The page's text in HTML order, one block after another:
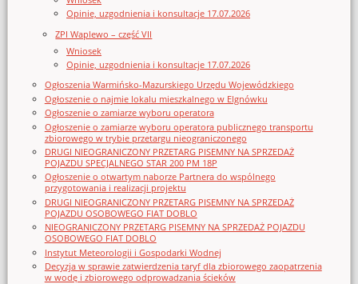
Opinie, uzgodnienia i konsultacje 17.07.2026
ZPI Waplewo – część VII
Wniosek
Opinie, uzgodnienia i konsultacje 17.07.2026
Ogłoszenia Warmińsko-Mazurskiego Urzędu Wojewódzkiego
Ogłoszenie o najmie lokalu mieszkalnego w Elgnówku
Ogłoszenie o zamiarze wyboru operatora
Ogłoszenie o zamiarze wyboru operatora publicznego transportu
zbiorowego w trybie przetargu nieograniczonego
DRUGI NIEOGRANICZONY PRZETARG PISEMNY NA SPRZEDAŻ
POJAZDU SPECJALNEGO STAR 200 PM 18P
Ogłoszenie o otwartym naborze Partnera do wspólnego
przygotowania i realizacji projektu
DRUGI NIEOGRANICZONY PRZETARG PISEMNY NA SPRZEDAŻ
POJAZDU OSOBOWEGO FIAT DOBLO
NIEOGRANICZONY PRZETARG PISEMNY NA SPRZEDAŻ POJAZDU
OSOBOWEGO FIAT DOBLO
Instytut Meteorologii i Gospodarki Wodnej
Decyzja w sprawie zatwierdzenia taryf dla zbiorowego zaopatrzenia
w wodę i zbiorowego odprowadzania ścieków